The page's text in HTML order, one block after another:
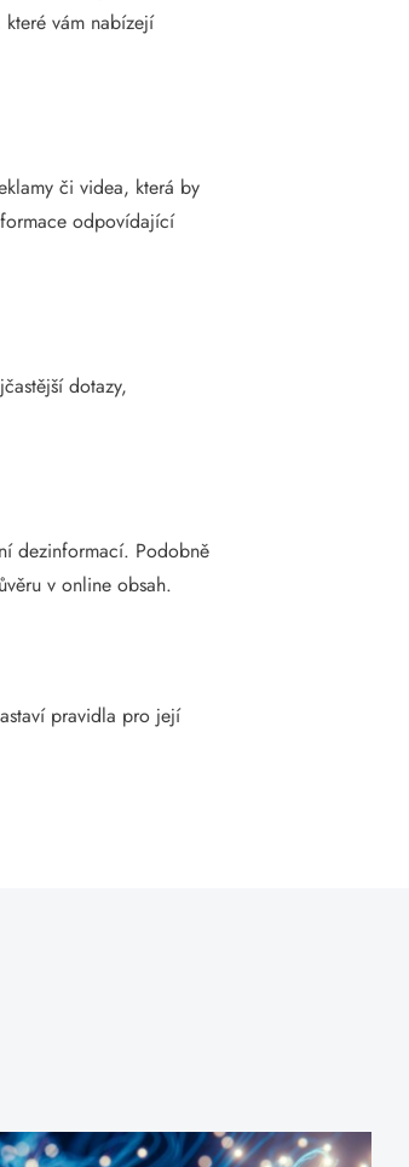
vám nabízejí
či videa, která by
odpovídající
dotazy,
dezinformací. Podobně
v online obsah.
pravidla pro její